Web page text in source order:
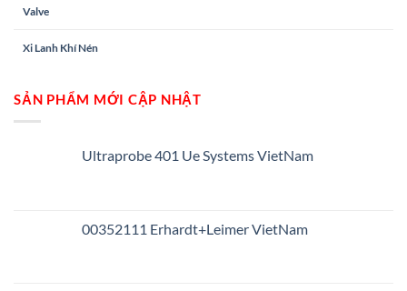
Valve
Xi Lanh Khí Nén
SẢN PHẨM MỚI CẬP NHẬT
Ultraprobe 401 Ue Systems VietNam
00352111 Erhardt+Leimer VietNam